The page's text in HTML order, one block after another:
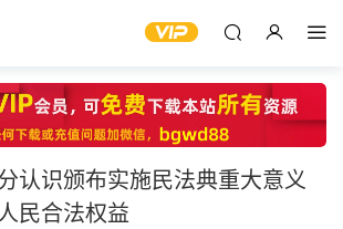
认识颁布实施民法典重大意义
民合法权益